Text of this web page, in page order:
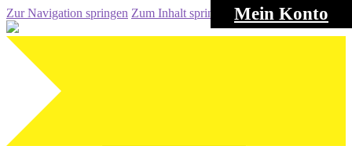
Mein Konto
Zur Navigation springen Zum Inhalt springen